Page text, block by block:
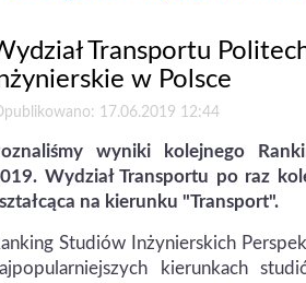
Transportu
w Polsce
17.06.2019 12:44
wyniki kolejnego
Wydział Transportu po raz
na kierunku "Transport".
Studiów Inżynierskich
kierunkach